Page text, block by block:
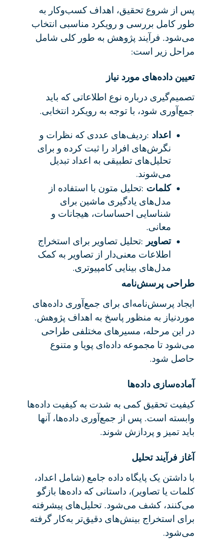
پس از شروع تحقیق، اهداف کسب‌وکار به
طور کامل بررسی و رویکرد مناسبی انتخاب
می‌شود. فرآیند پژوهش به طور کلی شامل
مراحل زیر است:
تعیین داده‌های مورد نیاز
تصمیم‌گیری درباره نوع اطلاعاتی که باید
جمع‌آوری شود، با توجه به رویکرد انتخابی.
اعداد :ردیف‌های عددی که نظرات و
نگرش‌های افراد را ثبت کرده و برای
تحلیل‌های تطبیقی به اعداد تبدیل
می‌شوند.
کلمات :تحلیل متون با استفاده از
مدل‌های یادگیری ماشین برای
شناسایی احساسات، هیجانات و
معانی.
تصاویر :تحلیل تصاویر برای استخراج
اطلاعات معنی‌دار از تصاویر به کمک
مدل‌های بینایی کامپیوتری.
طراحی پرسش‌نامه
ایجاد پرسش‌نامه‌ای برای جمع‌آوری داده‌های
موردنیاز به منظور پاسخ به اهداف پژوهش.
در این مرحله، مسیرهای مختلفی طراحی
می‌شود تا مجموعه داده‌ای پویا و متنوع
حاصل شود.
آماده‌سازی داده‌ها
کیفیت تحقیق کمی به شدت به کیفیت داده‌ها
وابسته است. پس از جمع‌آوری داده‌ها، آنها
باید تمیز و پردازش شوند.
آغاز فرآیند تحلیل
با داشتن یک پایگاه داده جامع (شامل اعداد،
کلمات یا تصاویر)، داستانی که داده‌ها بازگو
می‌کنند، کشف می‌شود. تحلیل‌های پیشرفته
برای استخراج بینش‌های دقیق‌تر به‌کار گرفته
می‌شود.